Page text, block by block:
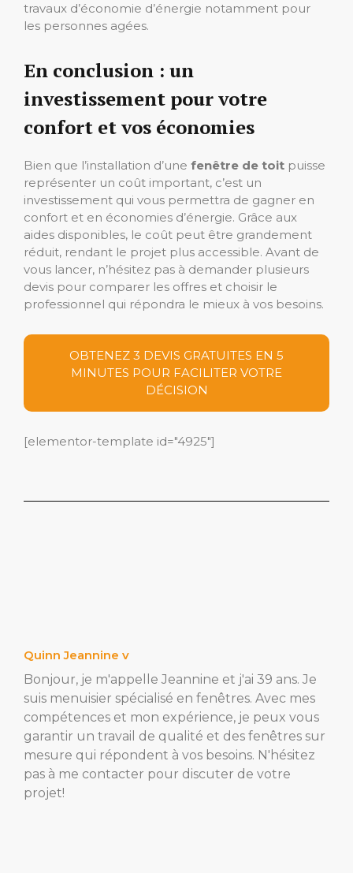
travaux d’économie d’énergie notamment pour
les personnes agées.
En conclusion : un
investissement pour votre
confort et vos économies
Bien que l’installation d’une fenêtre de toit puisse
représenter un coût important, c’est un
investissement qui vous permettra de gagner en
confort et en économies d’énergie. Grâce aux
aides disponibles, le coût peut être grandement
réduit, rendant le projet plus accessible. Avant de
vous lancer, n’hésitez pas à demander plusieurs
devis pour comparer les offres et choisir le
professionnel qui répondra le mieux à vos besoins.
OBTENEZ 3 DEVIS GRATUITES EN 5
MINUTES POUR FACILITER VOTRE
DÉCISION
[elementor-template id="4925"]
Quinn Jeannine v
Bonjour, je m'appelle Jeannine et j'ai 39 ans. Je
suis menuisier spécialisé en fenêtres. Avec mes
compétences et mon expérience, je peux vous
garantir un travail de qualité et des fenêtres sur
mesure qui répondent à vos besoins. N'hésitez
pas à me contacter pour discuter de votre
projet!